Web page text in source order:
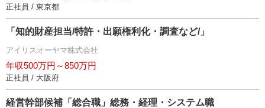
正社員 / 東京都
「知的財産担当/特許・出願権利化・調査など/」
アイリスオーヤマ株式会社
年収500万円～850万円
正社員 / 大阪府
経営幹部候補「総合職」総務・経理・システム職